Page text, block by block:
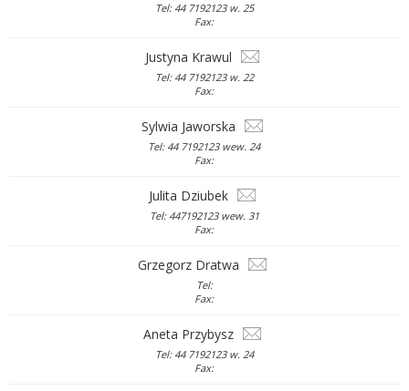
Tel: 44 7192123 w. 25
Fax:
Justyna Krawul
Tel: 44 7192123 w. 22
Fax:
Sylwia Jaworska
Tel: 44 7192123 wew. 24
Fax:
Julita Dziubek
Tel: 447192123 wew. 31
Fax:
Grzegorz Dratwa
Tel:
Fax:
Aneta Przybysz
Tel: 44 7192123 w. 24
Fax: